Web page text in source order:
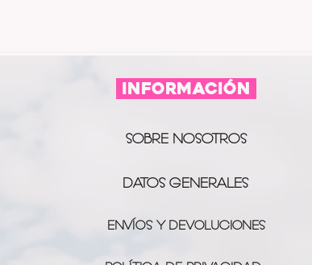
información
SOBRE NOSOTROS
DATOS GENERALES
ENVÍOS Y DEVOLUCIONES